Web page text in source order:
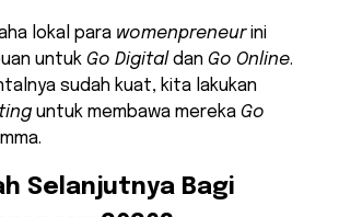
lokal para womenpreneurini
untuk Go Digital dan Go Online.
sudah kuat, kita lakukan
untuk membawa mereka Go
Selanjutnya Bagi